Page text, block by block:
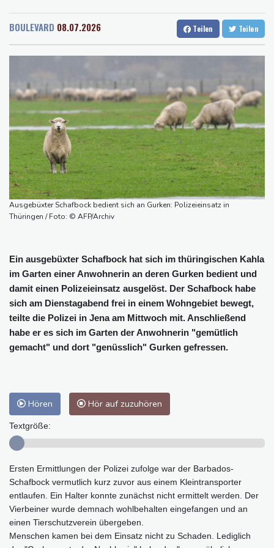
Dresden
13 °C Wien
22 °C
Baden-Baden
14 °C
Militärverwaltung: Mindestens drei Tote durch russische Angriffe
BUND kritisiert Lockerung von Sonntagsfahrverbot für Lkw - BDI
begrüßt es
Kolumbien: Neuer Präsident kündigt "unermüdlichen" Kampf
gegen Drogengewalt an
BUND kritisiert Lockerung von Sonn- und Feiertagsfahrverbot für
Lastwagen
Trump spricht nach Ballsaal-Urteil von "nationaler Schande"
BOULEVARD 08.07.2026 Teilen Teilen
Ausgebüxter Schafbock bedient sich an Gurken: Polizeieinsatz in
Thüringen / Foto: © AFP/Archiv
Ein ausgebüxter Schafbock hat sich im thüringischen Kahla
im Garten einer Anwohnerin an deren Gurken bedient und
damit einen Polizeieinsatz ausgelöst. Der Schafbock habe
sich am Dienstagabend frei in einem Wohngebiet bewegt,
teilte die Polizei in Jena am Mittwoch mit. Anschließend
habe er es sich im Garten der Anwohnerin "gemütlich
gemacht" und dort "genüsslich" Gurken gefressen.
Hören Hör auf zuzuhören
Textgröße:
Ersten Ermittlungen der Polizei zufolge war der Barbados-
Schafbock vermutlich kurz zuvor aus einem Kleintransporter
entlaufen. Ein Halter konnte zunächst nicht ermittelt werden. Der
Vierbeiner wurde demnach wohlbehalten eingefangen und an
einen Tierschutzverein übergeben.
Menschen kamen bei dem Einsatz nicht zu Schaden. Lediglich